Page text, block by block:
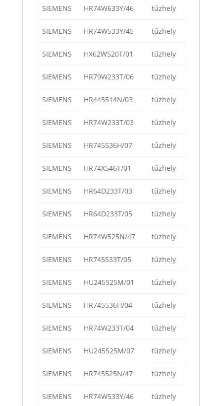
SIEMENS HR74W633Y/46 tűzhely
SIEMENS HR74W533Y/45 tűzhely
SIEMENS HX62W520T/01 tűzhely
SIEMENS HR79W233T/06 tűzhely
SIEMENS HR445514N/03 tűzhely
SIEMENS HR74W233T/03 tűzhely
SIEMENS HR745536H/07 tűzhely
SIEMENS HR74X546T/01 tűzhely
SIEMENS HR64D233T/03 tűzhely
SIEMENS HR64D233T/05 tűzhely
SIEMENS HR74W525N/47 tűzhely
SIEMENS HR745533T/05 tűzhely
SIEMENS HU245525M/01 tűzhely
SIEMENS HR745536H/04 tűzhely
SIEMENS HR74W233T/04 tűzhely
SIEMENS HU245525M/07 tűzhely
SIEMENS HR745525N/47 tűzhely
SIEMENS HR74W533Y/46 tűzhely